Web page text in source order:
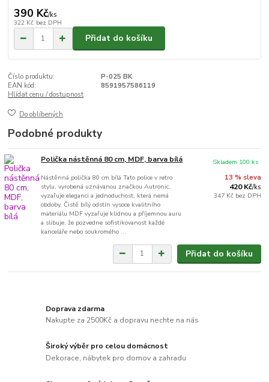
390 Kč/ks
322 Kč bez DPH
Přidat do košíku
Číslo produktu:
P-025 BK
EAN kód:
8591957586119
Hlídat cenu / dostupnost
Do oblíbených
Podobné produkty
Polička nástěnná 80 cm, MDF, barva bílá
Nástěnná polička 80 cm bílá Tato police v retro
stylu, vyrobená uznávanou značkou Autronic,
vyzařuje eleganci a jednoduchost, která nemá
obdoby. Čistě bílý odstín vysoce kvalitního
materiálu MDF vyzařuje klidnou a příjemnou auru
a slibuje, že pozvedne sofistikovanost každé
kanceláře nebo soukromého ...
13 % sleva
420 Kč/ks
347 Kč bez DPH
Skladem 100 ks
Přidat do košíku
Doprava zdarma
Nakupte za 2500Kč a dopravu nechte na nás
Široký výběr pro celou domácnost
Dekorace, nábytek pro domov a zahradu